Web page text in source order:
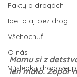
Fakty o drogách
Ide to aj bez drog
Všehochuť
O nás
Výsledky drogovej
Mamu si z
len málo. Zopár